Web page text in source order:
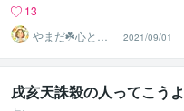
13
やまだ☘️心と頭
がスッキリ整う
サロン
2021/09/01
戌亥天誅殺の人ってこう